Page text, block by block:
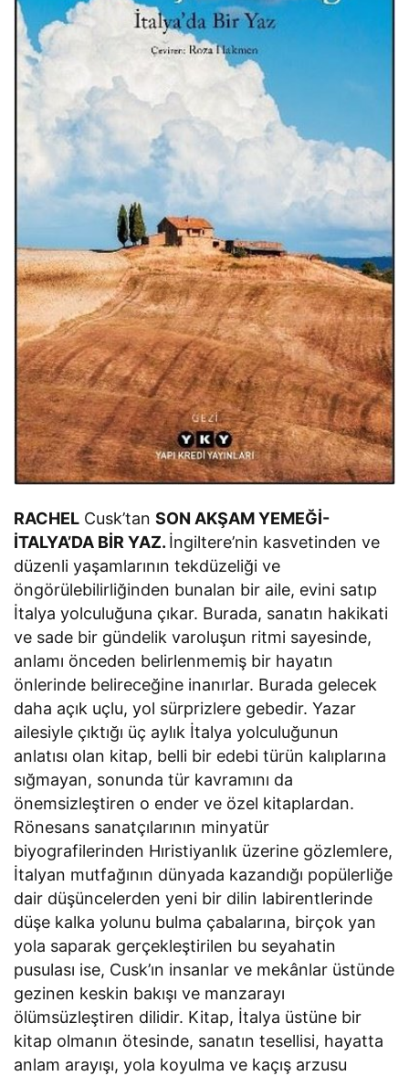
RACHEL Cusk’tanSON AKŞAM YEMEĞİ-
İTALYA’DA BİR YAZ. İngiltere’nin kasvetinden ve
düzenli yaşamlarının tekdüzeliği ve
öngörülebilirliğinden bunalan bir aile, evini satıp
İtalya yolculuğuna çıkar. Burada, sanatın hakikati
ve sade bir gündelik varoluşun ritmi sayesinde,
anlamı önceden belirlenmemiş bir hayatın
önlerinde belireceğine inanırlar. Burada gelecek
daha açık uçlu, yol sürprizlere gebedir. Yazar
ailesiyle çıktığı üç aylık İtalya yolculuğunun
anlatısı olan kitap, belli bir edebi türün kalıplarına
sığmayan, sonunda tür kavramını da
önemsizleştiren o ender ve özel kitaplardan.
Rönesans sanatçılarının minyatür
biyografilerinden Hıristiyanlık üzerine gözlemlere,
İtalyan mutfağının dünyada kazandığı popülerliğe
dair düşüncelerden yeni bir dilin labirentlerinde
düşe kalka yolunu bulma çabalarına, birçok yan
yola saparak gerçekleştirilen bu seyahatin
pusulası ise, Cusk’ın insanlar ve mekânlar üstünde
gezinen keskin bakışı ve manzarayı
ölümsüzleştiren dilidir. Kitap, İtalya üstüne bir
kitap olmanın ötesinde, sanatın tesellisi, hayatta
anlam arayışı, yola koyulma ve kaçış arzusu